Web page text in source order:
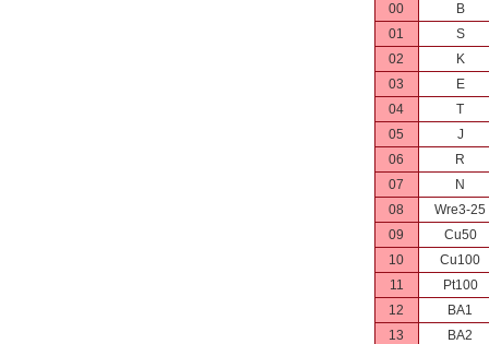
00
B
01
S
02
K
03
E
04
T
05
J
06
R
07
N
08
Wre3-25
09
Cu50
10
Cu100
11
Pt100
12
BA1
13
BA2